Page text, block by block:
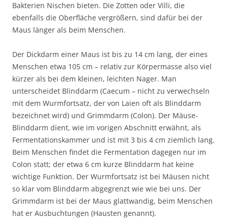
Bakterien Nischen bieten. Die Zotten oder Villi, die
ebenfalls die Oberfläche vergrößern, sind dafür bei der
Maus länger als beim Menschen.
Der Dickdarm einer Maus ist bis zu 14 cm lang, der eines
Menschen etwa 105 cm – relativ zur Körpermasse also viel
kürzer als bei dem kleinen, leichten Nager. Man
unterscheidet Blinddarm (Caecum – nicht zu verwechseln
mit dem Wurmfortsatz, der von Laien oft als Blinddarm
bezeichnet wird) und Grimmdarm (Colon). Der Mäuse-
Blinddarm dient, wie im vorigen Abschnitt erwähnt, als
Fermentationskammer und ist mit 3 bis 4 cm ziemlich lang.
Beim Menschen findet die Fermentation dagegen nur im
Colon statt; der etwa 6 cm kurze Blinddarm hat keine
wichtige Funktion. Der Wurmfortsatz ist bei Mäusen nicht
so klar vom Blinddarm abgegrenzt wie wie bei uns. Der
Grimmdarm ist bei der Maus glattwandig, beim Menschen
hat er Ausbuchtungen (Hausten genannt).